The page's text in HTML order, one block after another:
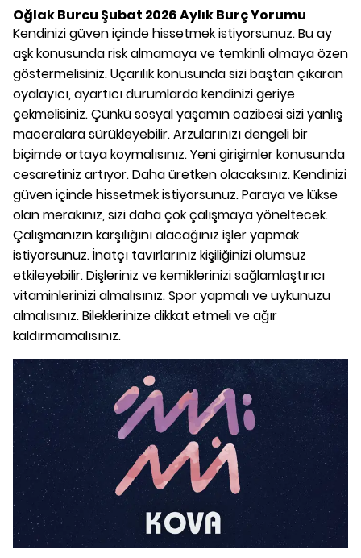
Oğlak Burcu Şubat 2026 Aylık Burç Yorumu
Kendinizi güven içinde hissetmek istiyorsunuz. Bu ay
aşk konusunda risk almamaya ve temkinli olmaya özen
göstermelisiniz. Uçarılık konusunda sizi baştan çıkaran
oyalayıcı, ayartıcı durumlarda kendinizi geriye
çekmelisiniz. Çünkü sosyal yaşamın cazibesi sizi yanlış
maceralara sürükleyebilir. Arzularınızı dengeli bir
biçimde ortaya koymalısınız. Yeni girişimler konusunda
cesaretiniz artıyor. Daha üretken olacaksınız. Kendinizi
güven içinde hissetmek istiyorsunuz. Paraya ve lükse
olan merakınız, sizi daha çok çalışmaya yöneltecek.
Çalışmanızın karşılığını alacağınız işler yapmak
istiyorsunuz. İnatçı tavırlarınız kişiliğinizi olumsuz
etkileyebilir. Dişleriniz ve kemiklerinizi sağlamlaştırıcı
vitaminlerinizi almalısınız. Spor yapmalı ve uykunuzu
almalısınız. Bileklerinize dikkat etmeli ve ağır
kaldırmamalısınız.